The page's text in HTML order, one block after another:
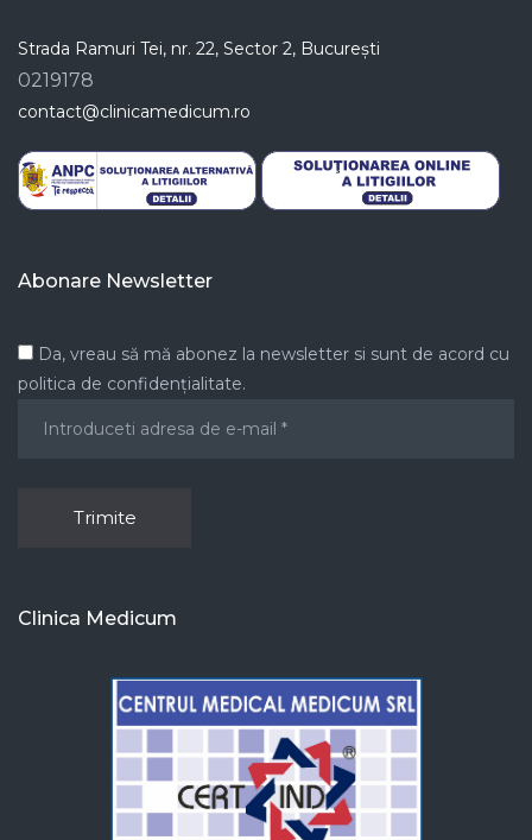
Strada Ramuri Tei, nr. 22, Sector 2, București
0219178
contact@clinicamedicum.ro
Abonare Newsletter
Da, vreau să mă abonez la newsletter si sunt de acord cu
politica de confidențialitate.
Clinica Medicum